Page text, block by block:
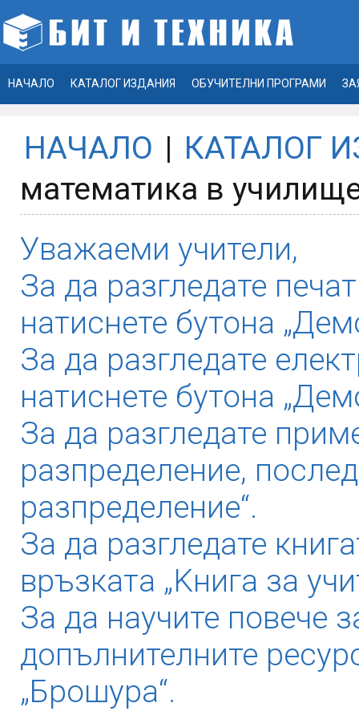
НАЧАЛО КАТАЛОГ ИЗДАНИЯ ОБУЧИТЕЛНИ ПРОГРАМИ
НАЧАЛО | КАТАЛОГ
математика в
Уважаеми учители,
За да разгледате
натиснете бутона
За да разгледате
натиснете бутона
За да разгледате
разпределение,
разпределение“.
За да разгледате
връзката „Kнига за
За да научите повече
допълнителните
„Брошура“.